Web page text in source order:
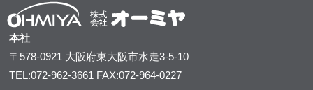
本社
〒578-0921 大阪府東大阪市水走3-5-10
TEL:072-962-3661 FAX:072-964-0227